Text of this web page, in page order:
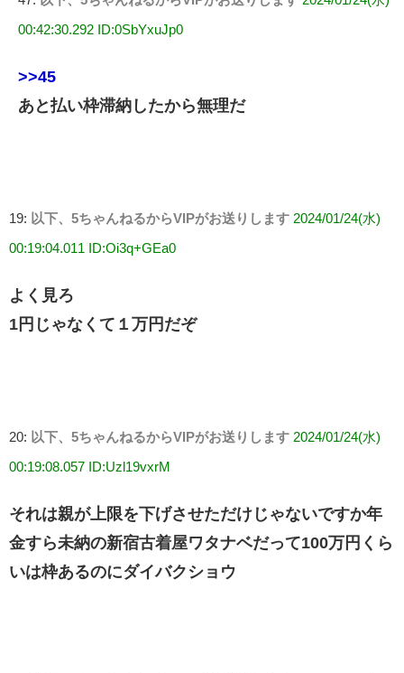
00:42:30.292 ID:0SbYxuJp0
>>45
あと払い枠滞納したから無理だ
19: 以下、5ちゃんねるからVIPがお送りします 2024/01/24(水)
00:19:04.011 ID:Oi3q+GEa0
よく見ろ
1円じゃなくて１万円だぞ
20: 以下、5ちゃんねるからVIPがお送りします 2024/01/24(水)
00:19:08.057 ID:Uzl19vxrM
それは親が上限を下げさせただけじゃないですか年
金すら未納の新宿古着屋ワタナベだって100万円くら
いは枠あるのにダイバクショウ